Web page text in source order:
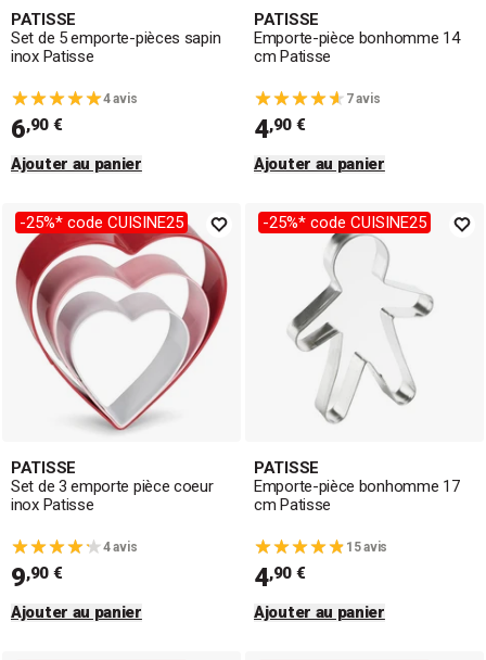
PATISSE
Set de 5 emporte-pièces sapin
inox Patisse
4 avis
6,90 €
Ajouter au panier
PATISSE
Emporte-pièce bonhomme 14
cm Patisse
7 avis
4,90 €
Ajouter au panier
-25%* code CUISINE25
PATISSE
Set de 3 emporte pièce coeur
inox Patisse
4 avis
9,90 €
Ajouter au panier
-25%* code CUISINE25
PATISSE
Emporte-pièce bonhomme 17
cm Patisse
15 avis
4,90 €
Ajouter au panier